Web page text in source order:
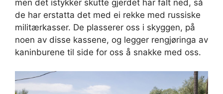
men det istykker skutte gjerdet har falt ned, så
de har erstatta det med ei rekke med russiske
militærkasser. De plasserer oss i skyggen, på
noen av disse kassene, og legger rengjøringa av
kaninburene til side for oss å snakke med oss.